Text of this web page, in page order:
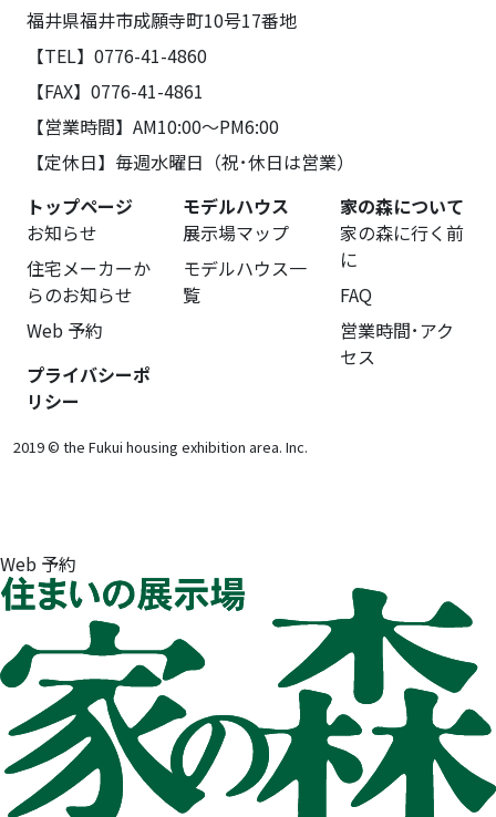
福井県福井市成願寺町10号17番地
【TEL】0776-41-4860
【FAX】0776-41-4861
【営業時間】AM10:00～PM6:00
【定休日】毎週水曜日（祝･休日は営業）
トップページ
お知らせ
住宅メーカーか
らのお知らせ
Web 予約
プライバシーポ
リシー
モデルハウス
展示場マップ
モデルハウス一
覧
家の森について
家の森に行く前
に
FAQ
営業時間･アク
セス
2019 © the Fukui housing exhibition area. Inc.
Web 予約